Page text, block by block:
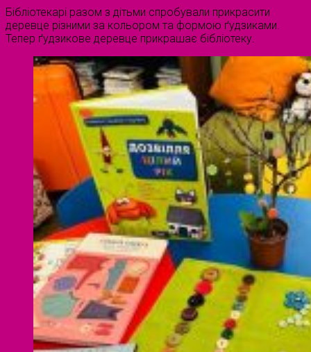
Бібліотекарі разом з дітьми спробували прикрасити
деревце різними за кольором та формою ґудзиками.
Тепер ґудзикове деревце прикрашає бібліотеку.